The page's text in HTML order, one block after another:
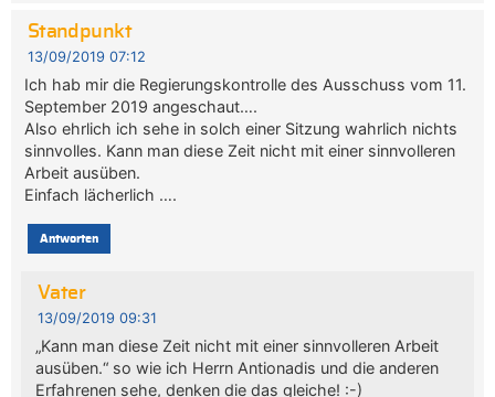
Standpunkt
13/09/2019 07:12
Ich hab mir die Regierungskontrolle des Ausschuss vom 11.
September 2019 angeschaut….
Also ehrlich ich sehe in solch einer Sitzung wahrlich nichts
sinnvolles. Kann man diese Zeit nicht mit einer sinnvolleren
Arbeit ausüben.
Einfach lächerlich ….
Antworten
Vater
13/09/2019 09:31
„Kann man diese Zeit nicht mit einer sinnvolleren Arbeit
ausüben.“ so wie ich Herrn Antionadis und die anderen
Erfahrenen sehe, denken die das gleiche! :-)